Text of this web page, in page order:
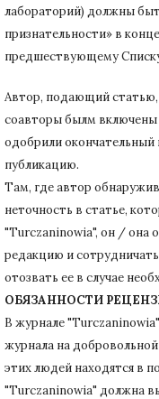
лабораторий) должны
признательности» в
предшествующему
Автор, подающий статью,
соавторы былм включены
одобрили окончательный
публикацию.
Там, где автор
неточность в статье,
"Turczaninowia", он / она
редакцию и
отозвать ее в случае
ОБЯЗАННОСТИ
В журнале
журнала на
этих людей находятся в
"Turczaninowia" должна